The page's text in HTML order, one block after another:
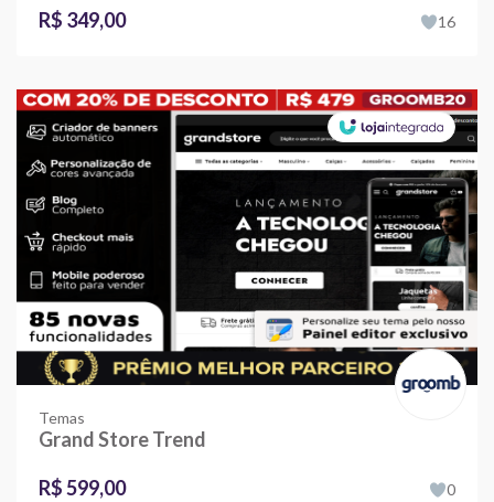
R$ 349,00
16
Temas
Grand Store Trend
R$ 599,00
0